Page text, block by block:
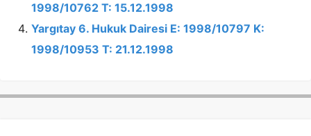
1998/10762 T: 15.12.1998
Yargıtay 6. Hukuk Dairesi E: 1998/10797 K:
1998/10953 T: 21.12.1998